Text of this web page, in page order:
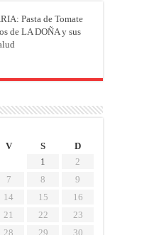
Pasta de Tomate
de LA DOÑA y sus
V S
D
1
2
7 8
9
14 15
16
21 22
23
28 29 30